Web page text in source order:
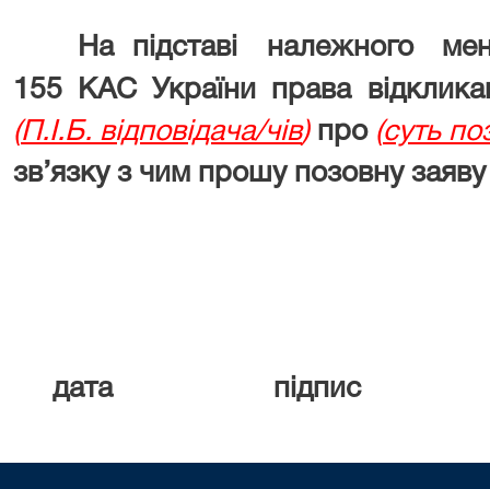
На підставі належного
155 КАС України права
(П.І.Б. відповідача/чів) про (суть
зв’язку з чим прошу позовну
дата підпис